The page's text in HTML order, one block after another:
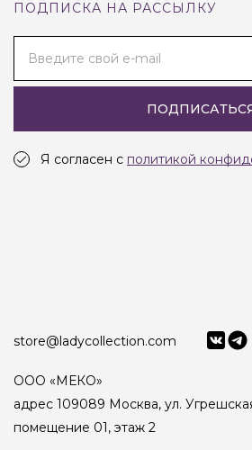
ПОДПИСКА НА РАССЫЛКУ
Введите свой e-mail
Я согласен с политикой
store@ladycollection.com
ООО «МЕКО»
адрес 109089 Москва, ул.
помещение 01, этаж 2